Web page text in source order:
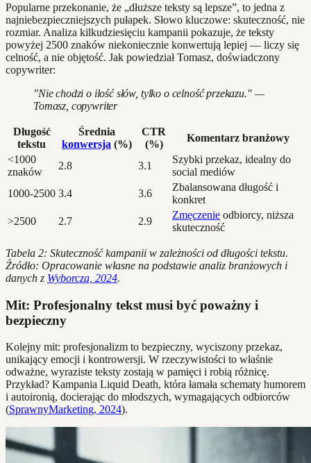
Popularne przekonanie, że „dłuższe teksty są lepsze”, to jedna z
najniebezpieczniejszych pułapek. Słowo kluczowe: skuteczność, nie
rozmiar. Analiza kilkudziesięciu kampanii pokazuje, że teksty
powyżej 2500 znaków niekoniecznie konwertują lepiej — liczy się
celność, a nie objętość. Jak powiedział Tomasz, doświadczony
copywriter:
"Nie chodzi o ilość słów, tylko o celność przekazu." —
Tomasz, copywriter
Długość
tekstu
Średnia
konwersja (%)
CTR
(%)
Komentarz branżowy
<1000
znaków
2.8 3.1
Szybki przekaz, idealny do
social mediów
1000-2500 3.4 3.6
Zbalansowana długość i
konkret
>2500
2.7 2.9
Zmęczenie odbiorcy, niższa
skuteczność
Tabela 2: Skuteczność kampanii w zależności od długości tekstu.
Źródło: Opracowanie własne na podstawie analiz branżowych i
danych z Wyborcza, 2024.
Mit: Profesjonalny tekst musi być poważny i
bezpieczny
Kolejny mit: profesjonalizm to bezpieczny, wyciszony przekaz,
unikający emocji i kontrowersji. W rzeczywistości to właśnie
odważne, wyraziste teksty zostają w pamięci i robią różnicę.
Przykład? Kampania Liquid Death, która łamała schematy humorem
i autoironią, docierając do młodszych, wymagających odbiorców
(SprawnyMarketing, 2024).